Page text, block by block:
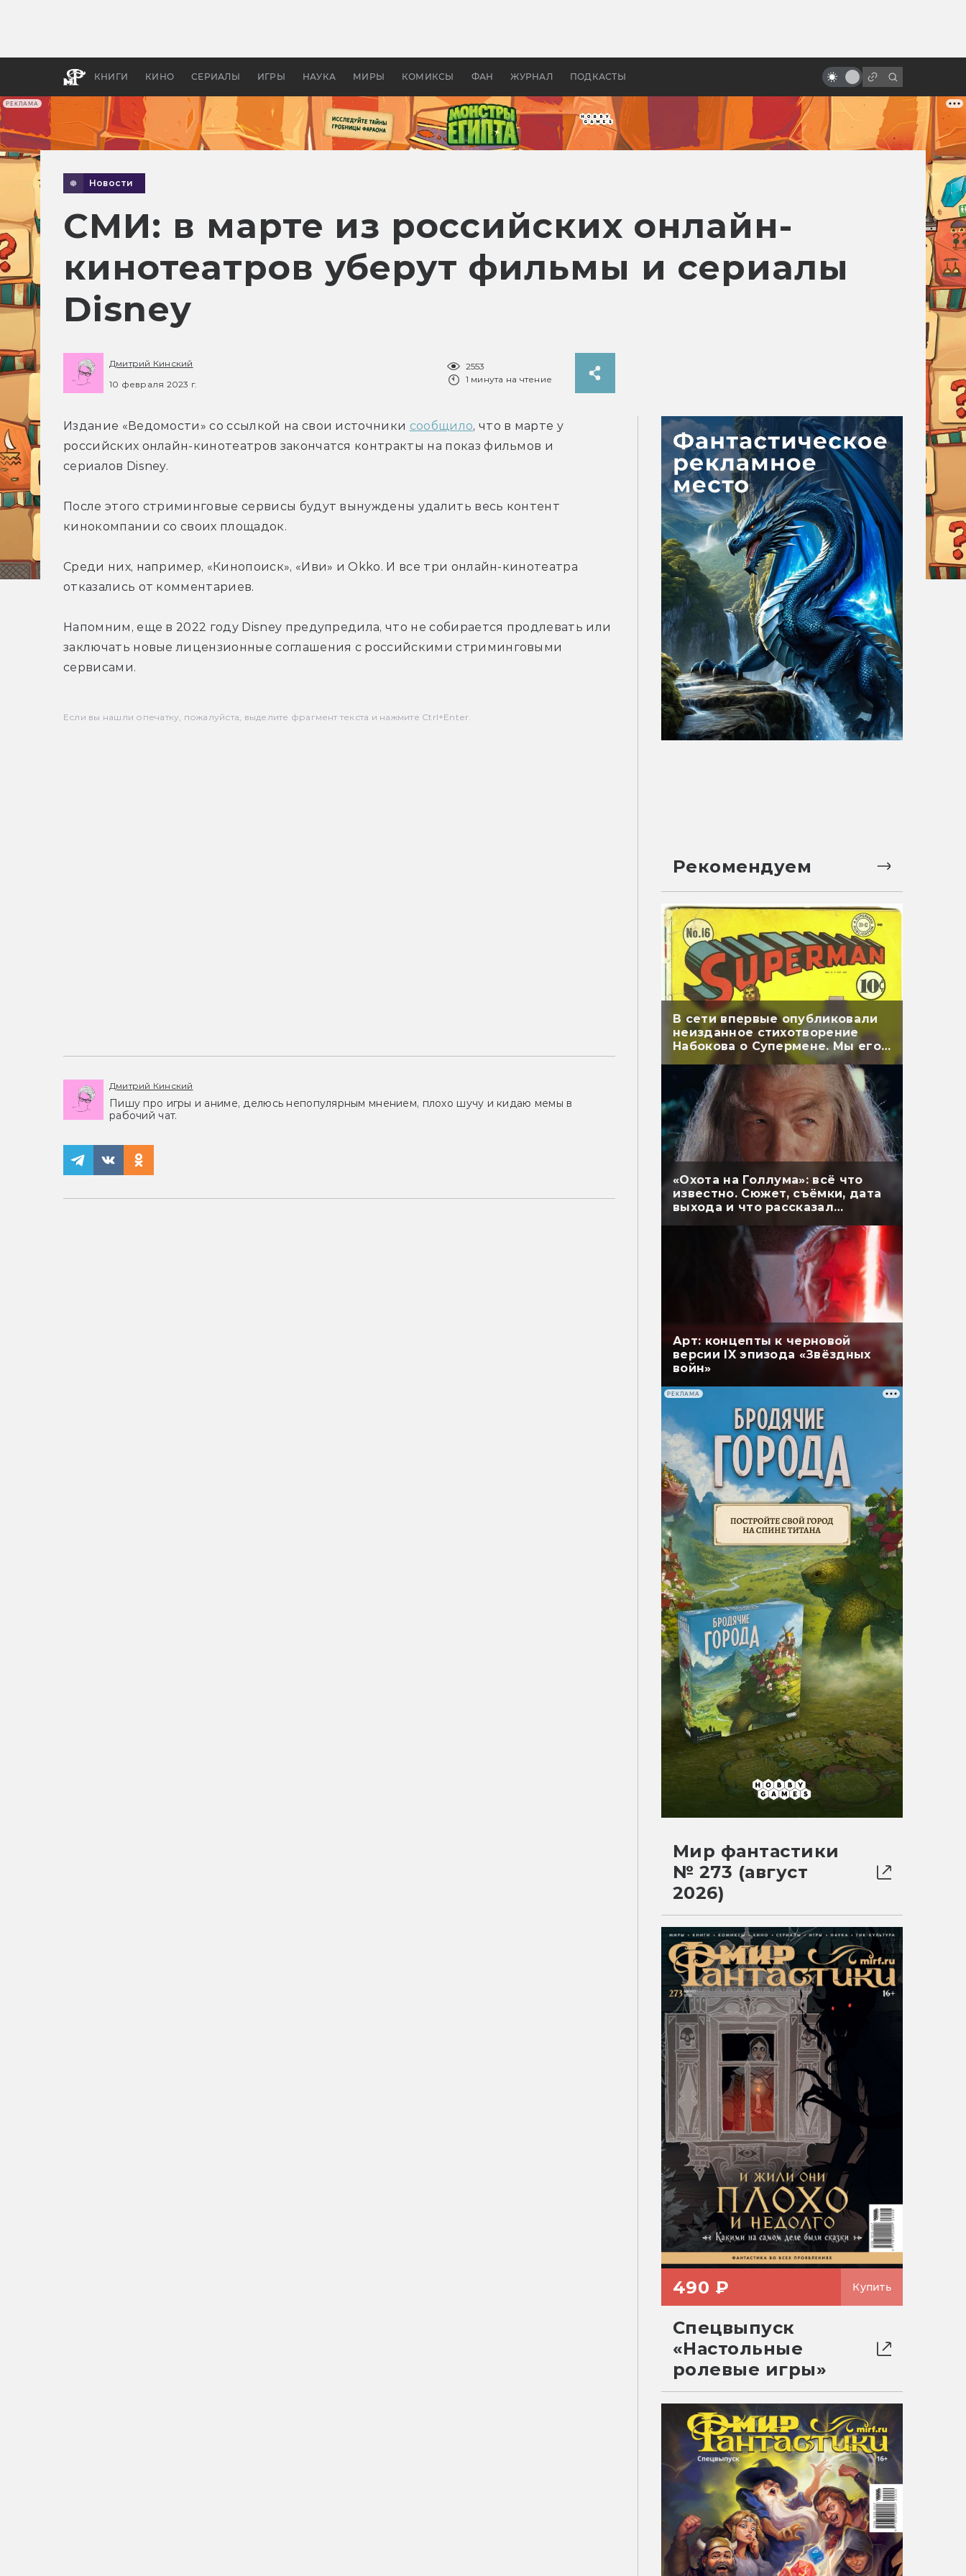
РЕКЛАМА
КНИГИ КИНО СЕРИАЛЫ ИГРЫ НАУКА МИРЫ КОМИКСЫ ФАН ЖУРНАЛ ПОДКАСТЫ
апокалипсис, в России —
бы «Властелина колец»
кинопредшественники
Новости
СМИ: в марте из российских онлайн-
кинотеатров уберут фильмы и сериалы
Disney
Дмитрий Кинский
10 февраля 2023 г.
2553
1 минута на чтение
Издание «Ведомости» со ссылкой на свои источники сообщило, что в марте у
российских онлайн-кинотеатров закончатся контракты на показ фильмов и
сериалов Disney.
После этого стриминговые сервисы будут вынуждены удалить весь контент
кинокомпании со своих площадок.
Среди них, например, «Кинопоиск», «Иви» и Okko. И все три онлайн-кинотеатра
отказались от комментариев.
Напомним, еще в 2022 году Disney предупредила, что не собирается продлевать или
заключать новые лицензионные соглашения с российскими стриминговыми
сервисами.
Если вы нашли опечатку, пожалуйста, выделите фрагмент текста и нажмите Ctrl+Enter.
Дмитрий Кинский
Пишу про игры и аниме, делюсь непопулярным мнением, плохо шучу и кидаю мемы в
рабочий чат.
Рекомендуем
В сети впервые опубликовали
неизданное стихотворение
Набокова о Супермене. Мы его
перевели
«Охота на Голлума»: всё что
известно. Сюжет, съёмки, дата
выхода и что рассказал
Арт: концепты к черновой
версии IX эпизода «Звёздных
войн»
РЕКЛАМА
Мир фантастики
№ 273 (август
2026)
490 ₽ Купить
Спецвыпуск
«Настольные
ролевые игры»